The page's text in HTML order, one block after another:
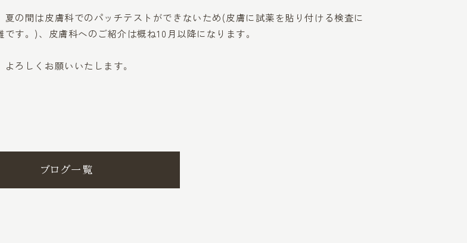
の間は皮膚科でのパッチテストができないため(皮膚に試薬を貼り付ける検査に
す。)、皮膚科へのご紹介は概ね10月以降になります。
ろしくお願いいたします。
ブログ一覧